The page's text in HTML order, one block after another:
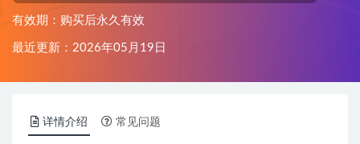
有效期：购买后永久有效
最近更新：2026年05月19日
详情介绍 常见问题